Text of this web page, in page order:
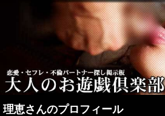
理恵さんのプロフィール